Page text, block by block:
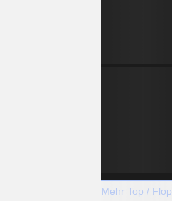
Mehr Top / Flop